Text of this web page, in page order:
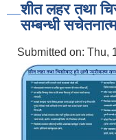
शीत लहर तथा
सम्बन्धी
Submitted on: Thu,